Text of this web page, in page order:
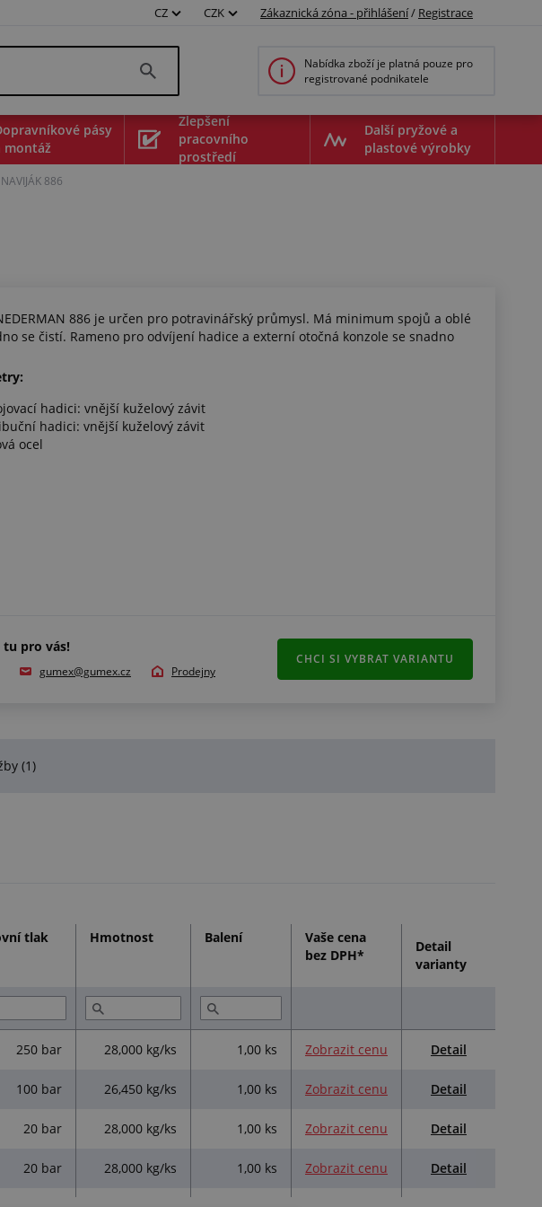
CZ CZK Zákaznická zóna - přihlášení/ Registrace
Nabídka zboží je platná pouze pro
registrované podnikatele
pásy
montáž
Zlepšení
pracovního
prostředí
Další pryžové a
plastové výrobky
886
886 je určen pro potravinářský průmysl. Má minimum spojů a oblé
se čistí. Rameno pro odvíjení hadice a externí otočná konzole se snadno
hadici: vnější kuželový závit
hadici: vnější kuželový závit
ocel
tu pro vás!
gumex@gumex.cz Prodejny
CHCI SI VYBRAT VARIANTU
(1)
tlak Hmotnost Balení
Vaše cena
bez DPH*
Detail
varianty
250 bar 28,000 kg/ks 1,00 ks Zobrazit cenu Detail
100 bar 26,450 kg/ks 1,00 ks Zobrazit cenu Detail
20 bar 28,000 kg/ks 1,00 ks Zobrazit cenu Detail
20 bar 28,000 kg/ks 1,00 ks Zobrazit cenu Detail